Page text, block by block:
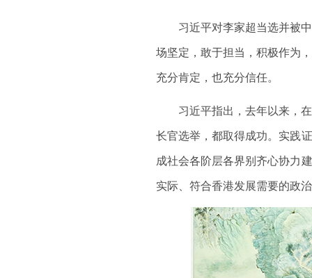
习近平对李家超当选并被中
场坚定，敢于担当，积极作为
充分肯定，也充分信任。
习近平指出，去年以来，在
长官选举，都取得成功。实践
成社会各阶层各界别齐心协力
实际、符合香港发展需要的政